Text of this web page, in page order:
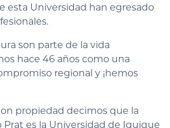
esta Universidad han egresado
son parte de la vida
hace 46 años como una
regional y ¡hemos
propiedad decimos que la
es la Universidad de Iquique